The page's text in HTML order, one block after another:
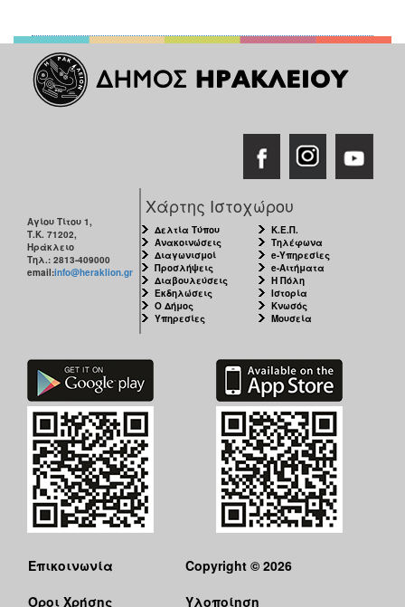
ΠΟΛΗΑγίου Τίτου 1,
Τ.Κ. 71202,
Ηράκλειο
Τηλ.: 2813-409000
email:info@heraklion.gr
Χάρτης Ιστοχώρου
Δελτία Τύπου
Ανακοινώσεις
Διαγωνισμοί
Προσλήψεις
Διαβουλεύσεις
Εκδηλώσεις
Ο Δήμος
Υπηρεσίες
Κ.Ε.Π.
Τηλέφωνα
e-Υπηρεσίες
e-Αιτήματα
Η Πόλη
Ιστορία
Κνωσός
Μουσεία
Επικοινωνία
Όροι Χρήσης
Copyright © 2026
Υλοποίηση